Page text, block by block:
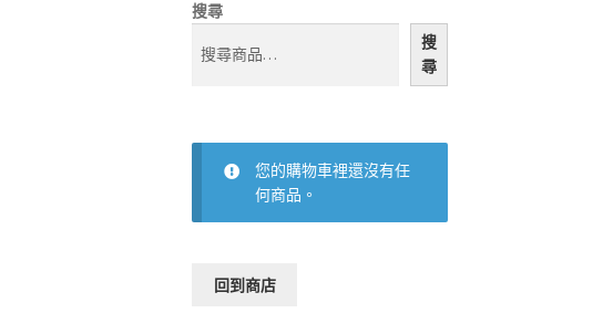
搜尋
搜
尋
您的購物車裡還沒有任
何商品。
回到商店